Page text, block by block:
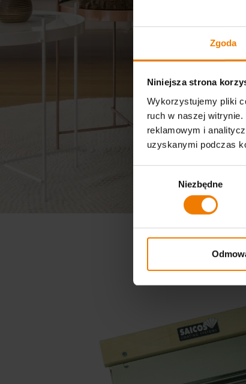
Zgoda
Niniejsza strona
Wykorzystujemy pliki
ruch w naszej
reklamowym i
uzyskanymi podczas
Niezbędne